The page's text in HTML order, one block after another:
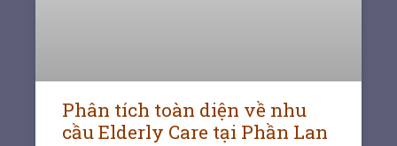
Phân tích toàn diện về nhu
cầu Elderly Care tại Phần Lan